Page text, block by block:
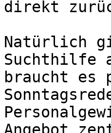
direkt
Natürlich
Suchthilfe
braucht